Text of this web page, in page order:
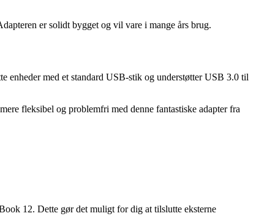
er solidt bygget og vil vare i mange års brug.
med et standard USB-stik og understøtter USB 3.0 til
fleksibel og problemfri med denne fantastiske adapter fra
12. Dette gør det muligt for dig at tilslutte eksterne